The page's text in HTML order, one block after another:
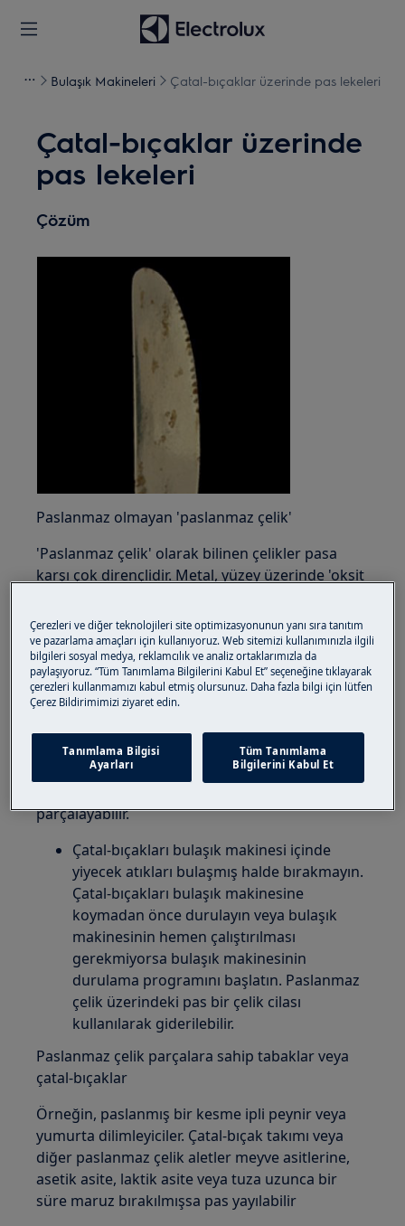
Bulaşık Makineleri Çatal-bıçaklar üzerinde pas lekeleri
Çatal-bıçaklar üzerinde
pas lekeleri
Çözüm
Paslanmaz olmayan 'paslanmaz çelik'
'Paslanmaz çelik' olarak bilinen çelikler pasa
karşı çok dirençlidir. Metal, yüzey üzerinde 'oksit
bıçağın çizilmesinde olduğu gibi yüzeye zarar
verilirse, çevredeki oksijen derhal yeni bir
koruyucu katman oluşturacaktır. Bununla
birlikte, bazı maddeler koruyucu katmana zarar
verebilir ve yeniden oluşmasına izin vermeden
sirke, ketçap ve mayonez gibi güçlü ve asitli
yiyecekler dahildir. Asit veya klor içeren bulaşık
parçalayabilir.
Çatal-bıçakları bulaşık makinesi içinde
yiyecek atıkları bulaşmış halde bırakmayın.
Çatal-bıçakları bulaşık makinesine
koymadan önce durulayın veya bulaşık
makinesinin hemen çalıştırılması
gerekmiyorsa bulaşık makinesinin
durulama programını başlatın. Paslanmaz
çelik üzerindeki pas bir çelik cilası
kullanılarak giderilebilir.
Paslanmaz çelik parçalara sahip tabaklar veya
çatal-bıçaklar
Örneğin, paslanmış bir kesme ipli peynir veya
yumurta dilimleyiciler. Çatal-bıçak takımı veya
diğer paslanmaz çelik aletler meyve asitlerine,
asetik asite, laktik asite veya tuza uzunca bir
süre maruz bırakılmışsa pas yayılabilir
Çerezleri ve diğer teknolojileri site optimizasyonunun yanı sıra tanıtım
ve pazarlama amaçları için kullanıyoruz. Web sitemizi kullanımınızla ilgili
bilgileri sosyal medya, reklamcılık ve analiz ortaklarımızla da
paylaşıyoruz. “Tüm Tanımlama Bilgilerini Kabul Et” seçeneğine tıklayarak
çerezleri kullanmamızı kabul etmiş olursunuz. Daha fazla bilgi için lütfen
Çerez Bildirimimizi ziyaret edin.
Tanımlama Bilgisi
Ayarları
Tüm Tanımlama
Bilgilerini Kabul Et